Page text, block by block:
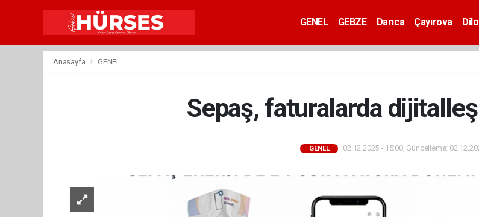
GENEL GEBZE Darıca Çayırova
Anasayfa GENEL
Sepaş, faturalarda
GENEL 02.12.2025 - 15:00, Güncelleme: